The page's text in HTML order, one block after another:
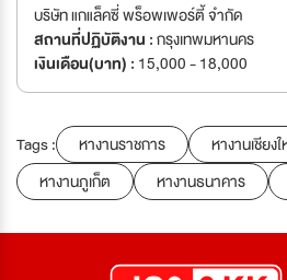
บริษัท แกแล็คซี่ พร็อพเพอร์ตี้ จำกัด
สถานที่ปฏิบัติงาน :กรุงเทพมหานคร
เงินเดือน(บาท) : 15,000 - 18,000
Tags : หางานราชการ หางานเชียง
หางานภูเก็ต
หางานธนาคาร